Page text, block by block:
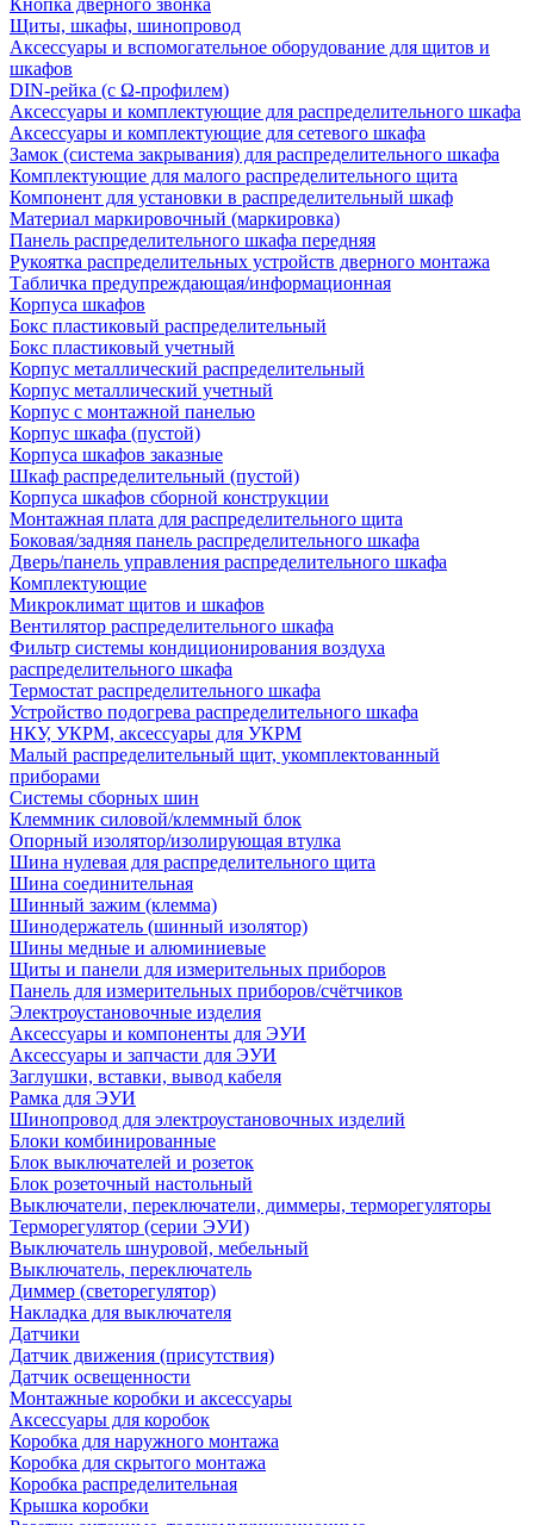
Кнопка дверного звонка
Щиты, шкафы, шинопровод
Аксессуары и вспомогательное оборудование для щитов и
шкафов
DIN-рейка (с Ω-профилем)
Аксессуары и комплектующие для распределительного шкафа
Аксессуары и комплектующие для сетевого шкафа
Замок (система закрывания) для распределительного шкафа
Комплектующие для малого распределительного щита
Компонент для установки в распределительный шкаф
Материал маркировочный (маркировка)
Панель распределительного шкафа передняя
Рукоятка распределительных устройств дверного монтажа
Табличка предупреждающая/информационная
Корпуса шкафов
Бокс пластиковый распределительный
Бокс пластиковый учетный
Корпус металлический распределительный
Корпус металлический учетный
Корпус с монтажной панелью
Корпус шкафа (пустой)
Корпуса шкафов заказные
Шкаф распределительный (пустой)
Корпуса шкафов сборной конструкции
Монтажная плата для распределительного щита
Боковая/задняя панель распределительного шкафа
Дверь/панель управления распределительного шкафа
Комплектующие
Микроклимат щитов и шкафов
Вентилятор распределительного шкафа
Фильтр системы кондиционирования воздуха
распределительного шкафа
Термостат распределительного шкафа
Устройство подогрева распределительного шкафа
НКУ, УКРМ, аксессуары для УКРМ
Малый распределительный щит, укомплектованный
приборами
Системы сборных шин
Клеммник силовой/клеммный блок
Опорный изолятор/изолирующая втулка
Шина нулевая для распределительного щита
Шина соединительная
Шинный зажим (клемма)
Шинодержатель (шинный изолятор)
Шины медные и алюминиевые
Щиты и панели для измерительных приборов
Панель для измерительных приборов/счётчиков
Электроустановочные изделия
Аксессуары и компоненты для ЭУИ
Аксессуары и запчасти для ЭУИ
Заглушки, вставки, вывод кабеля
Рамка для ЭУИ
Шинопровод для электроустановочных изделий
Блоки комбинированные
Блок выключателей и розеток
Блок розеточный настольный
Выключатели, переключатели, диммеры, терморегуляторы
Терморегулятор (серии ЭУИ)
Выключатель шнуровой, мебельный
Выключатель, переключатель
Диммер (светорегулятор)
Накладка для выключателя
Датчики
Датчик движения (присутствия)
Датчик освещенности
Монтажные коробки и аксессуары
Аксессуары для коробок
Коробка для наружного монтажа
Коробка для скрытого монтажа
Коробка распределительная
Крышка коробки